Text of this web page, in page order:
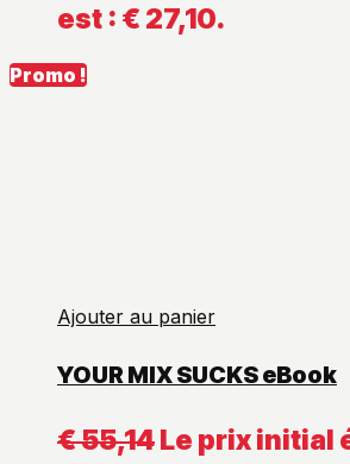
est : € 27,10.
Promo !
Ajouter au panier
YOUR MIX SUCKS eBook
€55,14Le prix initial